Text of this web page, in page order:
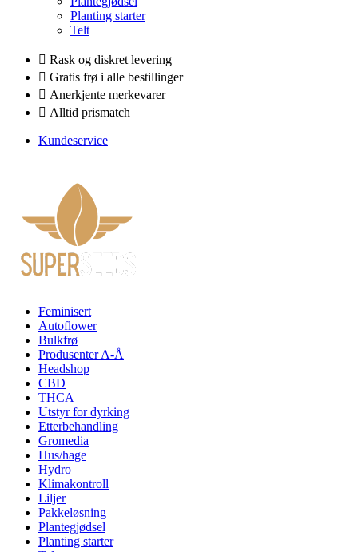
Planting starter
Telt
Rask og diskret levering
Gratis frø i alle bestillinger
Anerkjente merkevarer
Alltid prismatch
Kundeservice
Feminisert
Autoflower
Bulkfrø
Produsenter A-Å
Headshop
CBD
THCA
Utstyr for dyrking
Etterbehandling
Gromedia
Hus/hage
Hydro
Klimakontroll
Liljer
Pakkeløsning
Plantegjødsel
Planting starter